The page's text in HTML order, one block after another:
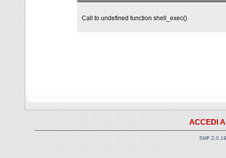
Call to undefined function shell_exec()
ACCEDI
SMF 2.0.19